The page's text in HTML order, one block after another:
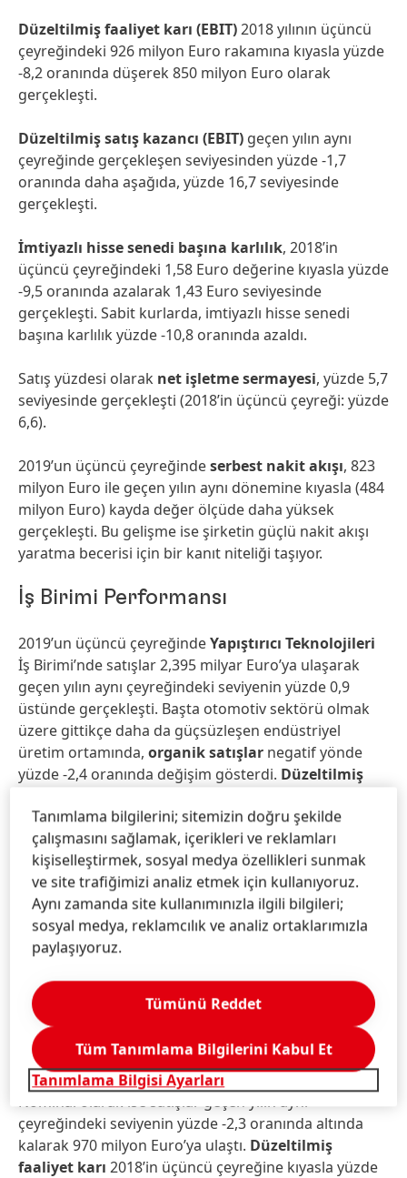
Düzeltilmiş faaliyet karı (EBIT)2018 yılının üçüncü
çeyreğindeki 926 milyon Euro rakamına kıyasla yüzde
-8,2 oranında düşerek 850 milyon Euro olarak
gerçekleşti.
Düzeltilmiş satış kazancı (EBIT) geçen yılın aynı
çeyreğinde gerçekleşen seviyesinden yüzde -1,7
oranında daha aşağıda, yüzde 16,7 seviyesinde
gerçekleşti.
İmtiyazlı hisse senedi başına karlılık, 2018’in
üçüncü çeyreğindeki 1,58 Euro değerine kıyasla yüzde
-9,5 oranında azalarak 1,43 Euro seviyesinde
gerçekleşti. Sabit kurlarda, imtiyazlı hisse senedi
başına karlılık yüzde -10,8 oranında azaldı.
Satış yüzdesi olarak net işletme sermayesi, yüzde 5,7
seviyesinde gerçekleşti (2018’in üçüncü çeyreği: yüzde
6,6).
2019’un üçüncü çeyreğindeserbest nakit akışı, 823
milyon Euro ile geçen yılın aynı dönemine kıyasla (484
milyon Euro) kayda değer ölçüde daha yüksek
gerçekleşti. Bu gelişme ise şirketin güçlü nakit akışı
yaratma becerisi için bir kanıt niteliği taşıyor.
İş Birimi Performansı
2019’un üçüncü çeyreğindeYapıştırıcı Teknolojileri
İş Birimi’nde satışlar 2,395 milyar Euro’ya ulaşarak
geçen yılın aynı çeyreğindeki seviyenin yüzde 0,9
üstünde gerçekleşti. Başta otomotiv sektörü olmak
üzere gittikçe daha da güçsüzleşen endüstriyel
üretim ortamında, organik satışlar negatif yönde
yüzde -2,4 oranında değişim gösterdi. Düzeltilmiş
-1,7 oranında azalarak 458 milyon Euro olarak
gerçekleşti.Düzeltilmiş satış kazancıise 2018’in
üçüncü çeyreğindeki seviyenin altında kalarak yüzde
19,1 seviyesinde gerçekleşti.
Beauty Careİş Birimi’nde, 2019’un üçüncü
çeyreğindesatışlar organik
Avrupa’nın rekabetçi piyasa ortamındaki yavaş
seyreden toparlanmadan ve beklendiği şekilde,
Çin’deki Retail biriminde devam eden stok eritme
faaliyetlerinden etkilenmeye devam etti. Beauty Care,
Kuzey Amerika’da ise pozitif bir gelişme ortaya koydu.
Nominal olarak ise satışlar geçen yılın aynı
çeyreğindeki seviyenin yüzde -2,3 oranında altında
kalarak 970 milyon Euro’ya ulaştı. Düzeltilmiş
faaliyet karı 2018’in üçüncü çeyreğine kıyasla yüzde
Tanımlama bilgilerini; sitemizin doğru şekilde
çalışmasını sağlamak, içerikleri ve reklamları
kişiselleştirmek, sosyal medya özellikleri sunmak
ve site trafiğimizi analiz etmek için kullanıyoruz.
Aynı zamanda site kullanımınızla ilgili bilgileri;
sosyal medya, reklamcılık ve analiz ortaklarımızla
paylaşıyoruz.
Tanımlama Bilgisi Ayarları
Tümünü Reddet
Tüm Tanımlama Bilgilerini Kabul Et